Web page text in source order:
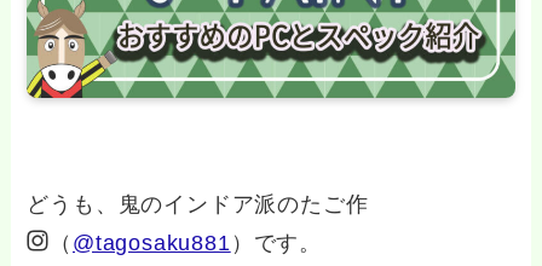
どうも、鬼のインドア派のたご作
（ @tagosaku881 ）です。